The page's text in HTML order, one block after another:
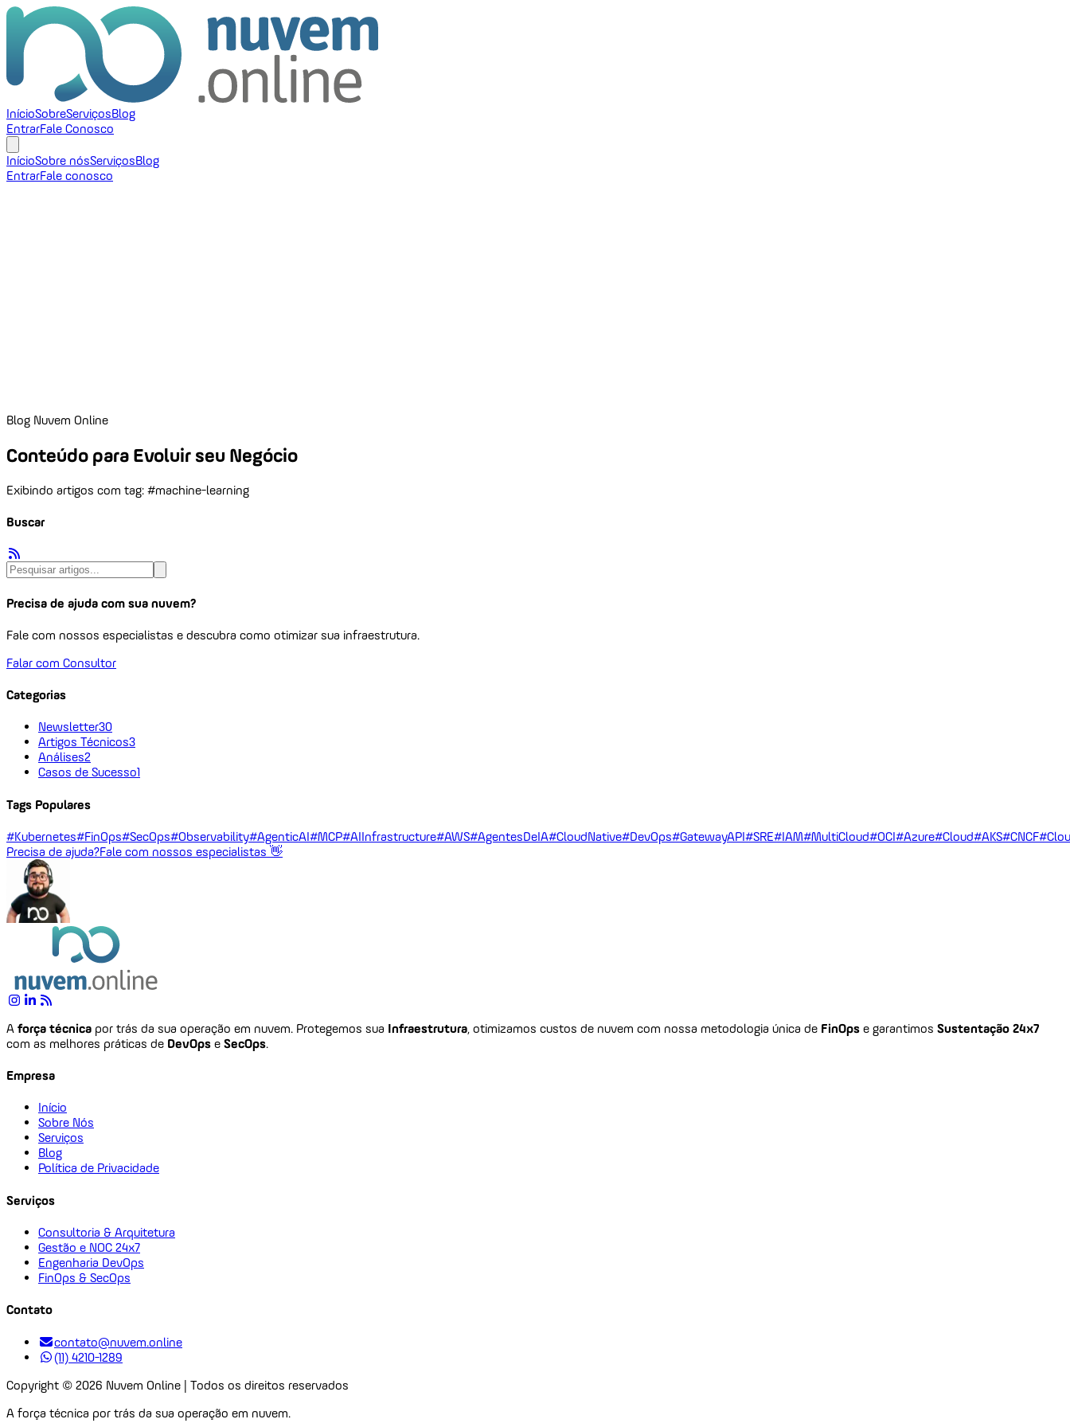
InícioSobreServiçosBlog
EntrarFale Conosco
InícioSobre nósServiçosBlog
EntrarFale conosco
Blog Nuvem Online
Conteúdo para Evoluir seu Negócio
Exibindo artigos com tag: #machine-learning
Buscar
Precisa de ajuda com sua nuvem?
Fale com nossos especialistas e descubra como otimizar sua infraestrutura.
Falar com Consultor
Categorias
Newsletter30
Artigos Técnicos3
Análises2
Casos de Sucesso1
Tags Populares
#Kubernetes#FinOps#SecOps#Observability#AgenticAI#MCP#AIInfrastructure#AWS#AgentesDeIA#CloudNative#DevOps#GatewayAPI#SRE#IAM#MultiCloud#OCI#Azure#Cloud#AKS#CNCF
Precisa de ajuda?Fale com nossos especialistas 👋
A força técnica por trás da sua operação em nuvem. Protegemos sua Infraestrutura, otimizamos custos de nuvem com nossa metodologia única de FinOps e garantimos Sustentação 24x7
com as melhores práticas de DevOps e SecOps.
Empresa
Início
Sobre Nós
Serviços
Blog
Política de Privacidade
Serviços
Consultoria & Arquitetura
Gestão e NOC 24x7
Engenharia DevOps
FinOps & SecOps
Contato
contato@nuvem.online
(11) 4210-1289
Copyright © 2026 Nuvem Online | Todos os direitos reservados
A força técnica por trás da sua operação em nuvem.